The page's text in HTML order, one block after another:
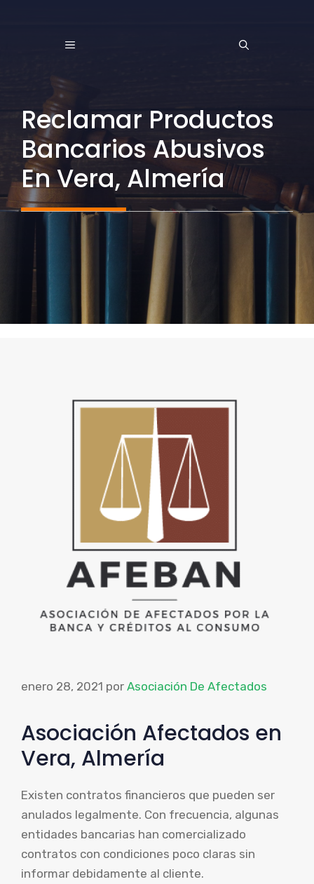
MENÚ
Reclamar Productos
Bancarios Abusivos
En Vera, Almería
enero 28, 2021 por Asociación De Afectados
Asociación Afectados en
Vera, Almería
Existen contratos financieros que pueden ser
anulados legalmente. Con frecuencia, algunas
entidades bancarias han comercializado
contratos con condiciones poco claras sin
informar debidamente al cliente.